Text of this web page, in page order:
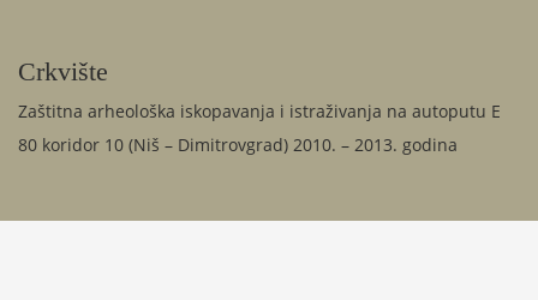
Crkvište
Zaštitna arheološka iskopavanja i istraživanja na autoputu E
80 koridor 10 (Niš – Dimitrovgrad) 2010. – 2013. godina